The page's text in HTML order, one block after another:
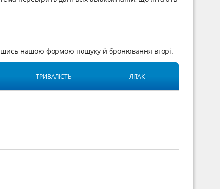
нашою формою пошуку й бронювання вгорі.
ТРИВАЛІСТЬ ЛІТАК